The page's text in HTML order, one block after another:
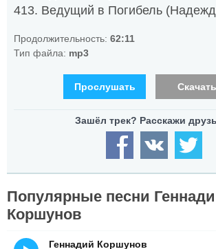
413. Ведущий в Погибель
Продолжительность: 62:11
Тип файла: mp3
Прослушать Скачать
Популярные песни
Коршунов
Геннадий Коршунов